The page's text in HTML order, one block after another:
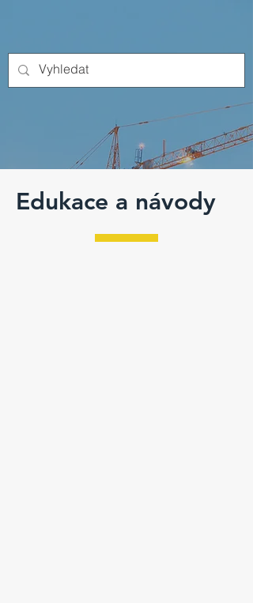
Edukace a návody